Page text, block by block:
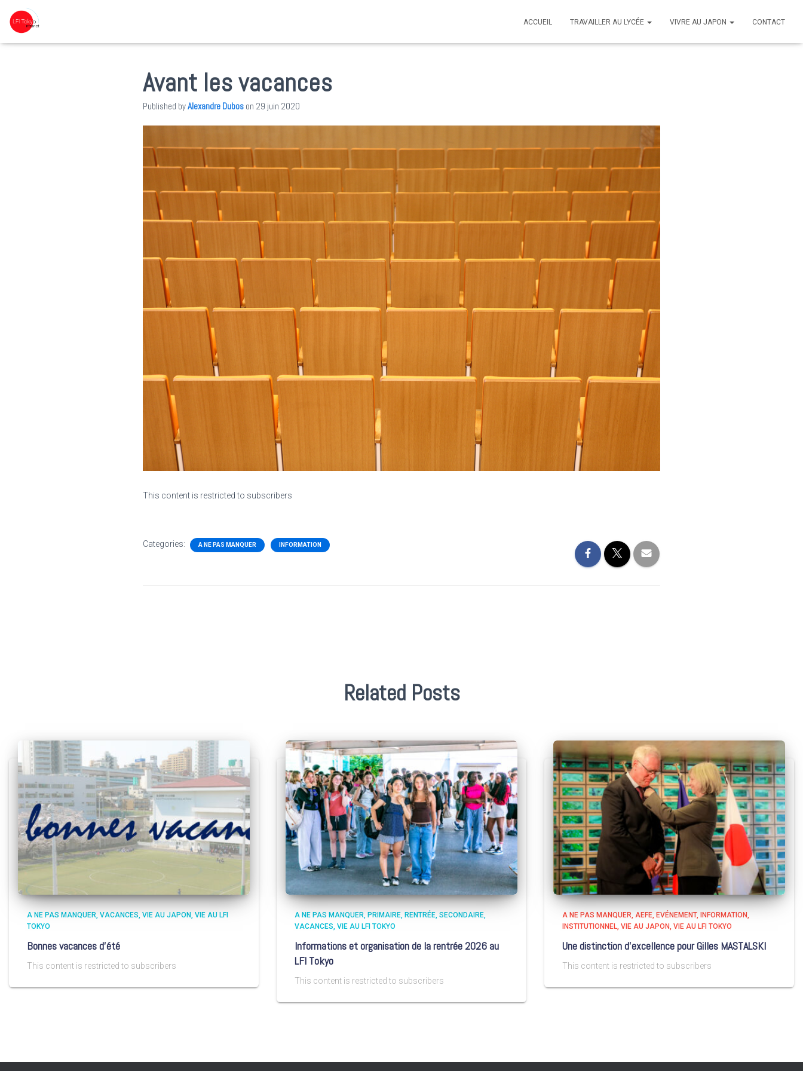
ACCUEIL TRAVAILLER AU LYCÉE VIVRE AU JAPON CONTACT
Avant les vacances
Published byAlexandre Dubos on 29 juin 2020
This content is restricted to subscribers
Categories: A NE PAS MANQUER INFORMATION
Related Posts
A NE PAS MANQUER VACANCES VIE AU JAPON VIE AU LFI
TOKYO
Bonnes vacances d’été
This content is restricted to subscribers
A NE PAS MANQUER PRIMAIRE RENTRÉE SECONDAIRE
VACANCES VIE AU LFI TOKYO
Informations et organisation de la rentrée 2026 au
LFI Tokyo
This content is restricted to subscribers
A NE PAS MANQUER AEFE EVÉNEMENT
INFORMATION
INSTITUTIONNEL VIE AU JAPON VIE AU LFI TOKYO
Une distinction d’excellence pour Gilles MASTALSKI
This content is restricted to subscribers